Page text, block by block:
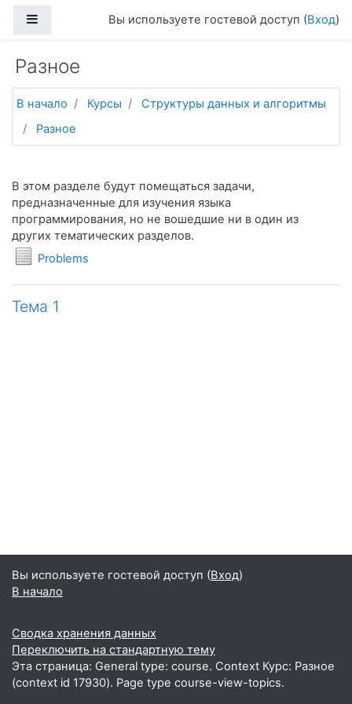
Боковая панельВы используете гостевой доступ (Вход)
Разное
В начало Курсы
Структуры данных и алгоритмы
Разное
Тематический план
Общее
В этом разделе будут помещаться задачи,
предназначенные для изучения языка
программирования, но не вошедшие ни в один из
других тематических разделов.
ProblemsУсловия задач
Тема 1
Вы используете гостевой доступ (Вход)
В начало
Сводка хранения данных
Переключить на стандартную тему
Эта страница: General type: course. Context Курс: Разное
(context id 17930). Page type course-view-topics.